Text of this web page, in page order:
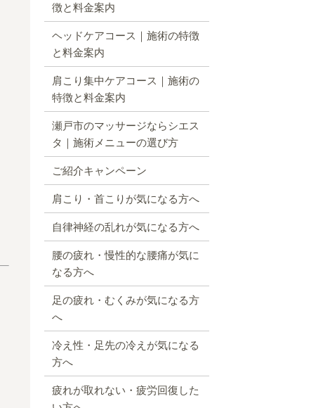
徴と料金案内
ヘッドケアコース｜施術の特徴
と料金案内
肩こり集中ケアコース｜施術の
特徴と料金案内
瀬戸市のマッサージならシエス
タ｜施術メニューの選び方
ご紹介キャンペーン
肩こり・首こりが気になる方へ
自律神経の乱れが気になる方へ
腰の疲れ・慢性的な腰痛が気に
なる方へ
足の疲れ・むくみが気になる方
へ
冷え性・足先の冷えが気になる
方へ
疲れが取れない・疲労回復した